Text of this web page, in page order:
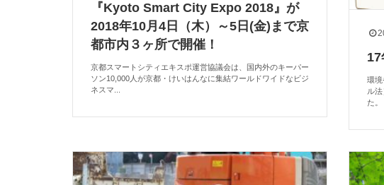
『Kyoto Smart City Expo 2018』が
2018年10月4日（木）～5日(金)まで京
都市内３ヶ所で開催！
京都スマートシティエキスポ運営協議会は、国内外のキーパー
ソン10,000人が京都・けいはんなに集結ワールドワイドなビジ
ネスマ...
環境
ル
た。